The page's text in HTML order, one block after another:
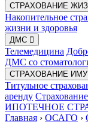
СТРАХОВАНИЕ
Накопительное
жизни и здоровья
ДМС
Телемедицина
ДМС со
СТРАХОВАНИЕ
Титульное
аренду
ИПОТЕЧНОЕ
Главная › ОСАГО ›